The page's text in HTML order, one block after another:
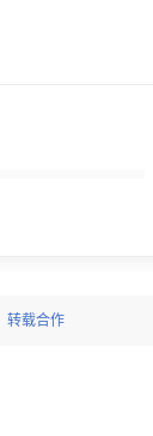
转载合作